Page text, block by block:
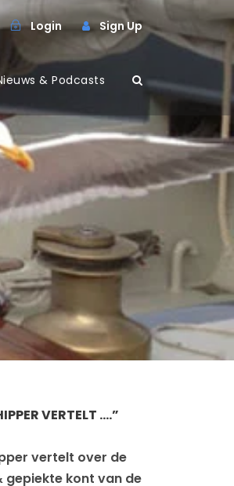
Login Sign Up
& Podcasts
VERTELT ….”
vertelt over de
gepiekte kont van de